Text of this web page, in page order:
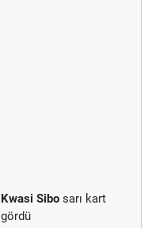
Kwasi Sibo sarı kart
gördü